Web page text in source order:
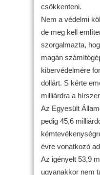
csökkenteni.
Nem a védelmi
de meg kell
szorgalmazta,
magán
kibervédelmére
dollárt. S kérte
milliárdra a
Az Egyesült
pedig 45,6
évre vonatkozó
Az igényelt 53,9
ugyanakkor nem